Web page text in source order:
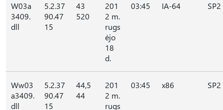
W03a
3409.
dll
5.2.37
90.47
15
43
520
201
2 m.
rugs
ėjo
18
d.
03:45 IA-64 SP2
Ww03
a3409.
dll
5.2.37
90.47
15
44,5
44
201
2 m.
rugs
03:45 x86 SP2